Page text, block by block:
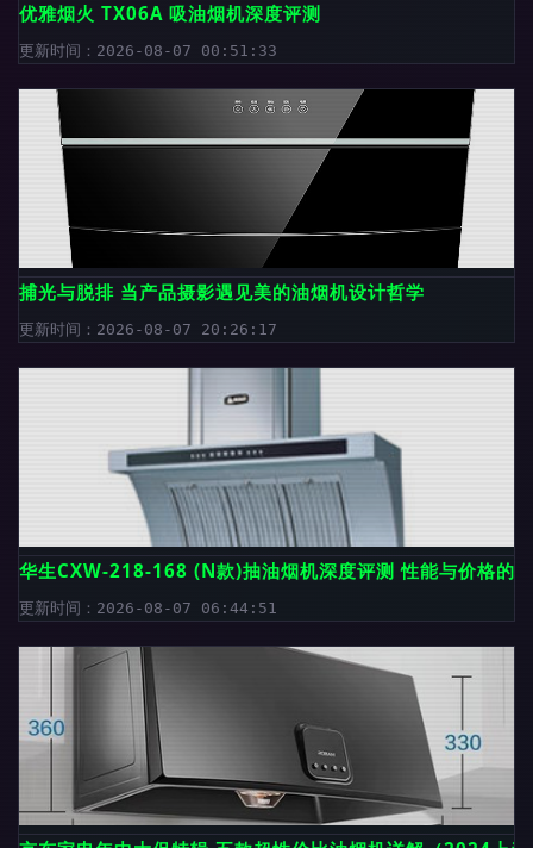
优雅烟火 TX06A 吸油烟机深度评测
更新时间：2026-08-07 00:51:33
捕光与脱排 当产品摄影遇见美的油烟机设计哲学
更新时间：2026-08-07 20:26:17
华生CXW-218-168 (N款)抽油烟机深度评测 性能与价格的
更新时间：2026-08-07 06:44:51